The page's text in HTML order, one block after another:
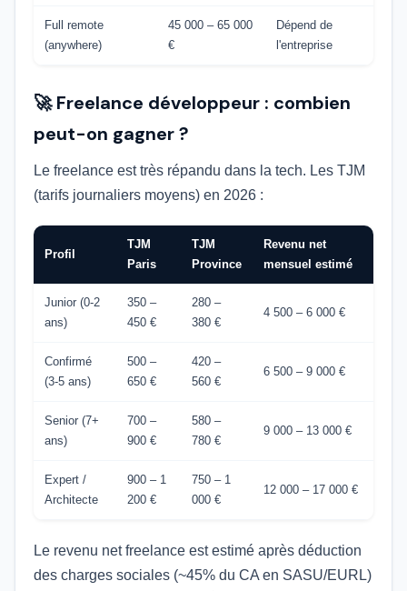
Full remote
(anywhere)
45 000 – 65 000
€
Dépend de
l'entreprise
🚀 Freelance développeur : combien
peut-on gagner ?
Le freelance est très répandu dans la tech. Les TJM
(tarifs journaliers moyens) en 2026 :
Profil
TJM
Paris
TJM
Province
Revenu net
mensuel estimé
Junior (0-2
ans)
350 –
450 €
280 –
380 €
4 500 – 6 000 €
Confirmé
(3-5 ans)
500 –
650 €
420 –
560 €
6 500 – 9 000 €
Senior (7+
ans)
700 –
900 €
580 –
780 €
9 000 – 13 000 €
Expert /
Architecte
900 – 1
200 €
750 – 1
000 €
12 000 – 17 000 €
Le revenu net freelance est estimé après déduction
des charges sociales (~45% du CA en SASU/EURL)